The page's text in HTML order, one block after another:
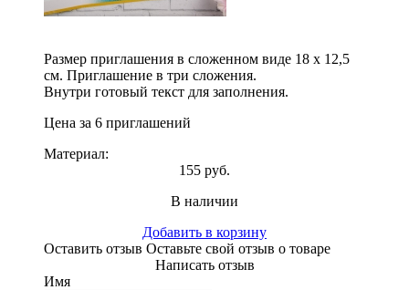
Размер приглашения в сложенном виде 18 х 12,5
см. Приглашение в три сложения.
Внутри готовый текст для заполнения.
Цена за 6 приглашений
Материал:
155 руб.
В наличии
Добавить в корзину
Оставить отзыв Оставьте свой отзыв о товаре
Написать отзыв
Имя